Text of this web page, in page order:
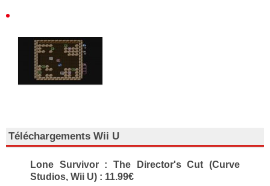
Téléchargements Wii U
Lone Survivor : The Director's Cut (Curve
Studios, Wii U) : 11.99€